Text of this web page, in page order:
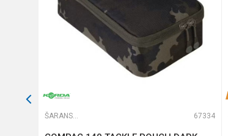
POŠALJI
ŠARANSKE TORBE 67334